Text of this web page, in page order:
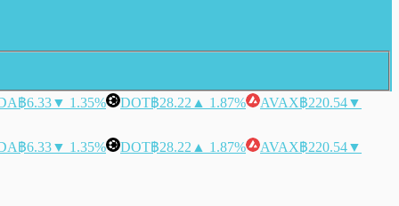
฿6.33▼ 1.35% DOT฿28.22 ▲ 1.87% AVAX฿220.54▼
฿6.33▼ 1.35% DOT฿28.22 ▲ 1.87% AVAX฿220.54▼